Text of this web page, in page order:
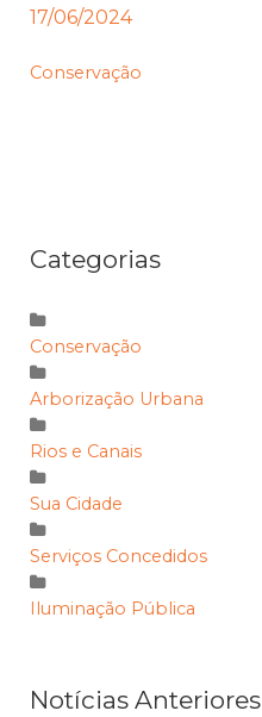
17/06/2024
Conservação
Categorias
Conservação
Arborização Urbana
Rios e Canais
Sua Cidade
Serviços Concedidos
Iluminação Pública
Notícias Anteriores